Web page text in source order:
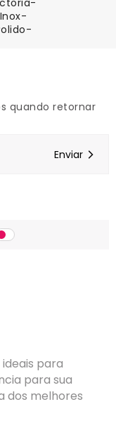
quando retornar
para
para sua
dos melhores